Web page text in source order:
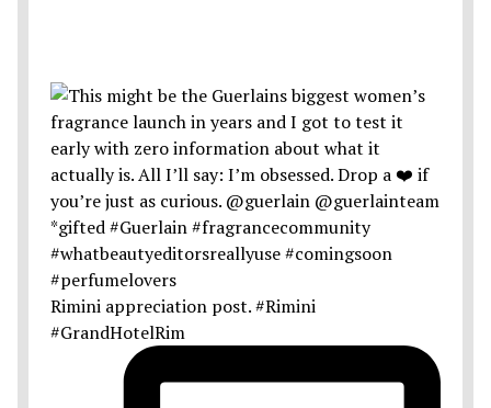
Rimini appreciation post. #Rimini
#GrandHotelRim